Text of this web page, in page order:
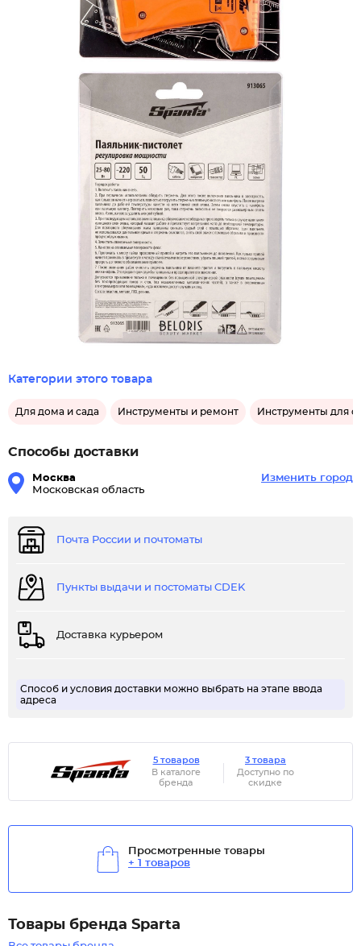
Категории этого товара
Для дома и сада Инструменты и ремонт Инструменты для
Способы доставки
Москва
Московская область
Изменить город
Почта России и почтоматы
Пункты выдачи и постоматы CDEK
Доставка курьером
Способ и условия доставки можно выбрать на этапе ввода
адреса
5 товаров
В каталоге
бренда
3 товара
Доступно по
скидке
Просмотренные товары
+ 1 товаров
Товары бренда Sparta